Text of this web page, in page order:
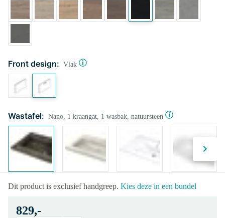
Front design: Vlak
Wastafel: Nano, 1 kraangat, 1 wasbak, natuursteen
Dit product is exclusief handgreep. Kies deze in een bundel
829,-